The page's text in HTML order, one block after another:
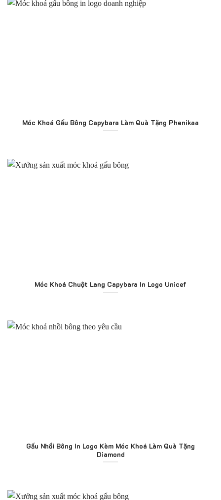
Móc Khoá Gấu Bông Capybara Làm Quà Tặng Phenikaa
Móc Khoá Chuột Lang Capybara In Logo Unicef
Gấu Nhồi Bông In Logo Kèm Móc Khoá Làm Quà Tặng
Diamond